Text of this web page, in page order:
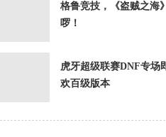
格鲁竞技，《盗贼之海
啰！
虎牙超级联赛DNF专场
欢百级版本